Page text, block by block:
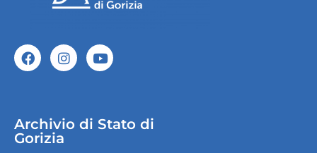
Archivio di Stato di
Gorizia